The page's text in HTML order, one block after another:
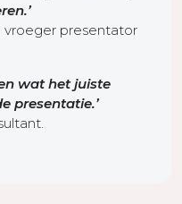
vroeger presentator
wat het juiste
presentatie.’